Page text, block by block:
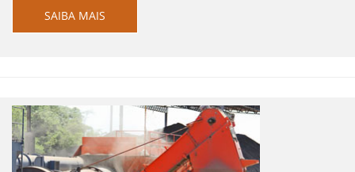
SAIBA MAIS